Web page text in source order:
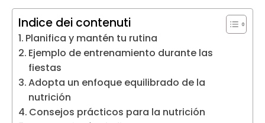
Indice dei contenuti
Planifica y mantén tu rutina
Ejemplo de entrenamiento durante las
fiestas
Adopta un enfoque equilibrado de la
nutrición
Consejos prácticos para la nutrición